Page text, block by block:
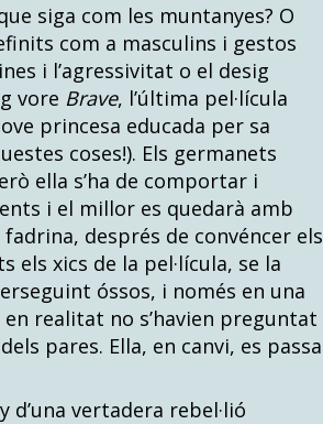
siga com les muntanyes? O
com a masculins i gestos
i l’agressivitat o el desig
vore Brave, l’última pel·lícula
princesa educada per sa
coses!). Els germanets
ella s’ha de comportar i
i el millor es quedarà amb
després de convéncer els
els xics de la pel·lícula, se la
óssos, i només en una
realitat no s’havien preguntat
pares. Ella, en canvi, es passa
d’una vertadera rebel·lió